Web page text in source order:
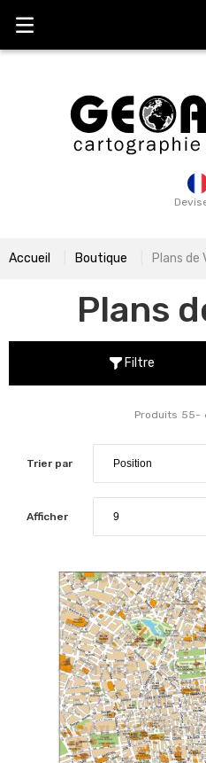
Accueil Boutique Plans de
Plans
Filtre
Trier par
Produits 55-
Afficher